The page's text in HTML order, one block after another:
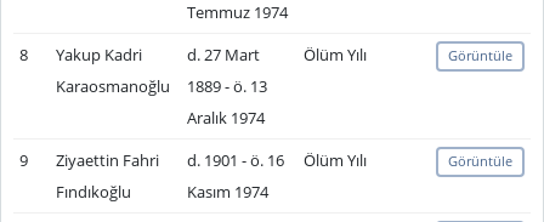
Temmuz 1974
8
Yakup Kadri
Karaosmanoğlu
d. 27 Mart
1889 - ö. 13
Aralık 1974
Ölüm Yılı Görüntüle
9
Ziyaettin Fahri
Fındıkoğlu
d. 1901 - ö. 16
Kasım 1974
Ölüm Yılı Görüntüle